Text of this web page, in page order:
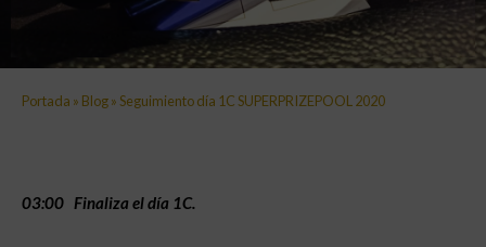
Portada » Blog»Seguimiento día 1C SUPERPRIZEPOOL 2020
03:00 Finaliza el día 1C.